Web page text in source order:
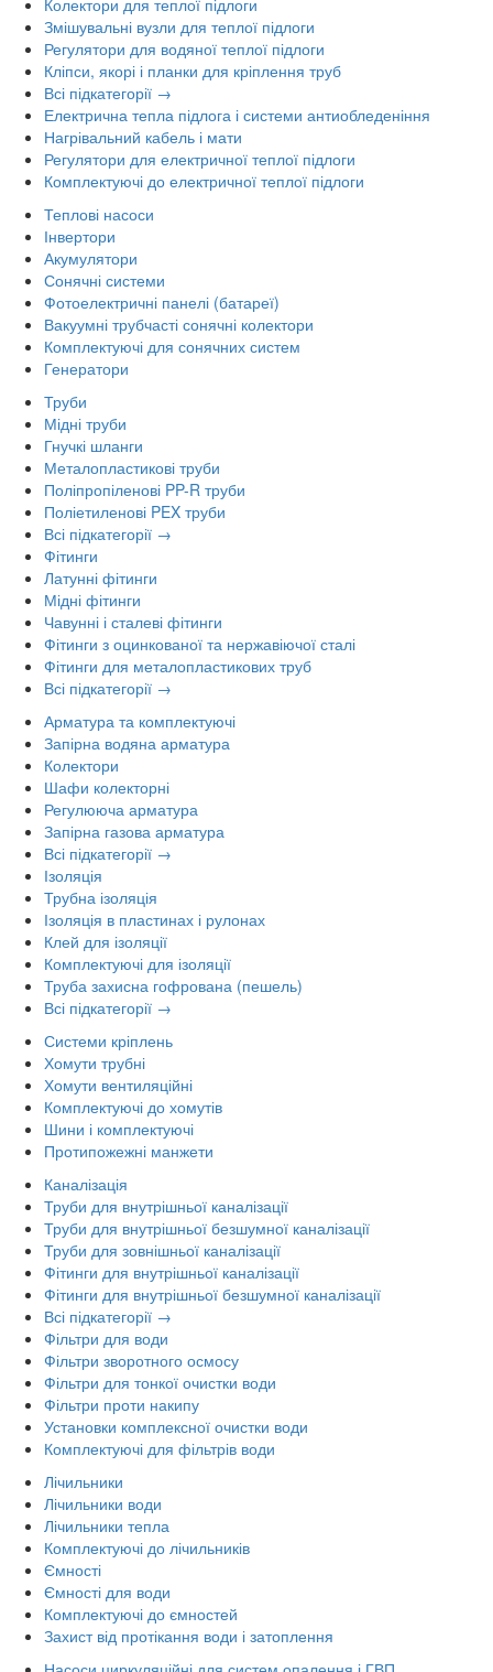
Змішувальні вузли для теплої підлоги
Регулятори для водяної теплої підлоги
Кліпси, якорі і планки для кріплення труб
Всі підкатегорії →
Електрична тепла підлога і системи антиобледеніння
Нагрівальний кабель і мати
Регулятори для електричної теплої підлоги
Комплектуючі до електричної теплої підлоги
Теплові насоси
Інвертори
Акумулятори
Сонячні системи
Фотоелектричні панелі (батареї)
Вакуумні трубчасті сонячні колектори
Комплектуючі для сонячних систем
Генератори
Труби
Мідні труби
Гнучкі шланги
Металопластикові труби
Поліпропіленові PP-R труби
Поліетиленові PEX труби
Всі підкатегорії →
Фітинги
Латунні фітинги
Мідні фітинги
Чавунні і сталеві фітинги
Фітинги з оцинкованої та нержавіючої сталі
Фітинги для металопластикових труб
Всі підкатегорії →
Арматура та комплектуючі
Запірна водяна арматура
Колектори
Шафи колекторні
Регулююча арматура
Запірна газова арматура
Всі підкатегорії →
Ізоляція
Трубна ізоляція
Ізоляція в пластинах і рулонах
Клей для ізоляції
Комплектуючі для ізоляції
Труба захисна гофрована (пешель)
Всі підкатегорії →
Системи кріплень
Хомути трубні
Хомути вентиляційні
Комплектуючі до хомутів
Шини і комплектуючі
Протипожежні манжети
Каналізація
Труби для внутрішньої каналізації
Труби для внутрішньої безшумної каналізації
Труби для зовнішньої каналізації
Фітинги для внутрішньої каналізації
Фітинги для внутрішньої безшумної каналізації
Всі підкатегорії →
Фільтри для води
Фільтри зворотного осмосу
Фільтри для тонкої очистки води
Фільтри проти накипу
Установки комплексної очистки води
Комплектуючі для фільтрів води
Лічильники
Лічильники води
Лічильники тепла
Комплектуючі до лічильників
Ємності
Ємності для води
Комплектуючі до ємностей
Захист від протікання води і затоплення